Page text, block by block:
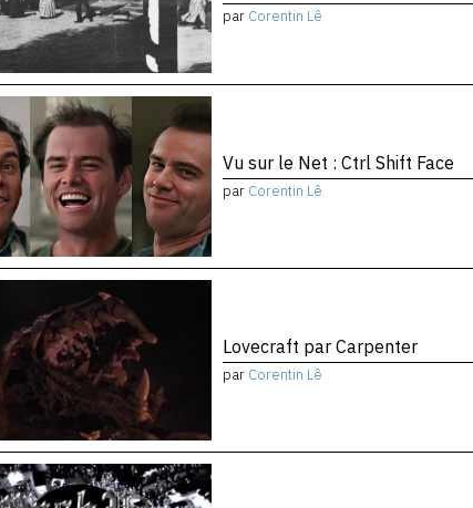
par Corentin Lê
Vu sur le Net : Ctrl Shift Face
par Corentin Lê
Lovecraft par Carpenter
par Corentin Lê